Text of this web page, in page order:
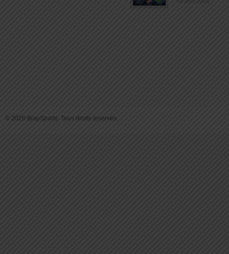
© 2026 BraySports. Tous droits reservés.